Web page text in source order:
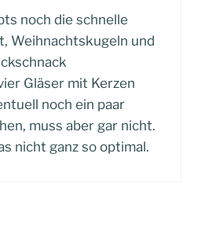
noch die schnelle
Weihnachtskugeln und
Gläser mit Kerzen
noch ein paar
muss aber gar nicht.
nicht ganz so optimal.